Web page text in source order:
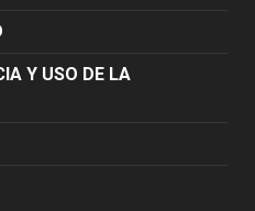
Y USO DE LA